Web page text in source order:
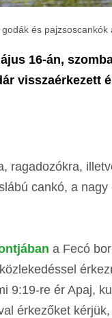
godák és
16-án,
visszaérkezett
ragadozókra,
cankó, a
a Fecó
9:19-re ér Apaj,
érkezőket